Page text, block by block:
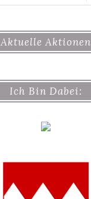
Aktuelle Aktionen
Ich Bin Dabei: